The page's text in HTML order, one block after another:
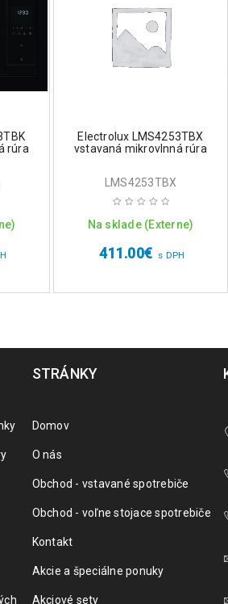
rúra
Electrolux LMS4253TBX
vstavaná mikrovlnná rúra
LMS4253TBX
Na sklade (Externe)
411.00€ s DPH
STRÁNKY
Domov
O nás
Obchod - vstavané spotrebiče
Obchod - voľne stojace spotrebiče
Kontakt
Akcie a špeciálne ponuky
Akciové sety